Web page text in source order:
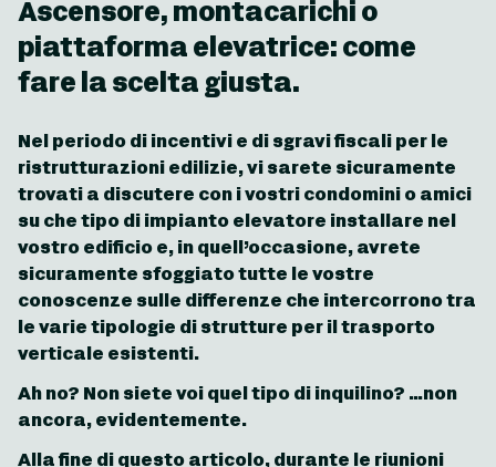
Ascensore, montacarichi o
piattaforma elevatrice: come
fare la scelta giusta.
Nel periodo di incentivi e di sgravi fiscali per le
ristrutturazioni edilizie, vi sarete sicuramente
trovati a discutere con i vostri condomini o amici
su che tipo di
impianto elevatore installare nel
vostro edificio e, in quell’occasione, avrete
sicuramente sfoggiato tutte le vostre
conoscenze sulle differenze che intercorrono tra
le varie tipologie di strutture per il trasporto
verticale esistenti.
Ah no? Non siete voi quel tipo di inquilino? …non
ancora, evidentemente.
Alla fine di questo articolo, durante le riunioni